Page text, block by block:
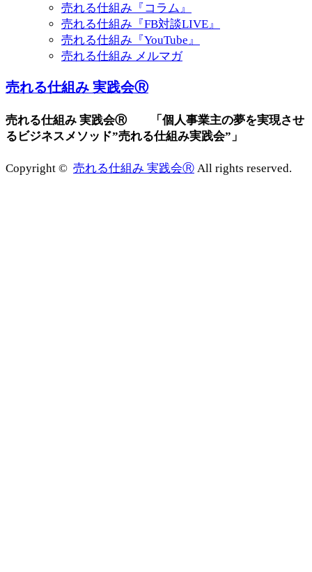
売れる仕組み『コラム』
売れる仕組み『FB対談LIVE』
売れる仕組み『YouTube』
売れる仕組み メルマガ
売れる仕組み 実践会Ⓡ
売れる仕組み 実践会Ⓡ 「個人事業主の夢を実現させ
るビジネスメソッド”売れる仕組み実践会”」
Copyright © 売れる仕組み 実践会Ⓡ All rights reserved.